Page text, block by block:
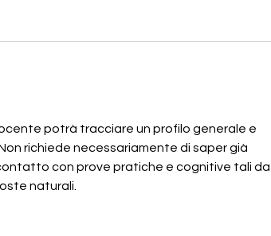
potrà tracciare un profilo generale e
richiede necessariamente di saper già
contatto con prove pratiche e cognitive tali da
naturali.